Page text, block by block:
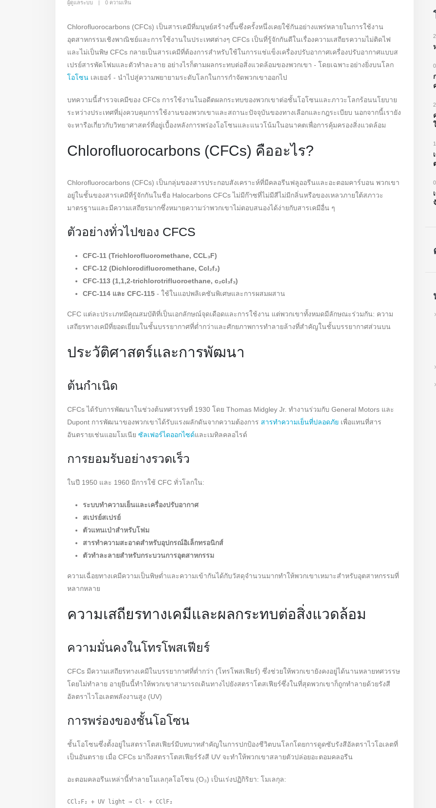
ผู้ดูแลระบบ 0 ความเห็น
Chlorofluorocarbons (CFCs) เป็นสารเคมีที่มนุษย์สร้างขึ้นซึ่งครั้งหนึ่งเคยใช้กันอย่างแพร่หลายในการใช้งาน
อุตสาหกรรมเชิงพาณิชย์และการใช้งานในประเทศต่างๆ CFCs เป็นที่รู้จักกันดีในเรื่องความเสถียรความไม่ติดไฟ
และไม่เป็นพิษ CFCs กลายเป็นสารเคมีที่ต้องการสำหรับใช้ในการแช่แข็งเครื่องปรับอากาศเครื่องปรับอากาศแบบส
เปรย์สารพัดโฟมและตัวทำละลาย อย่างไรก็ตามผลกระทบต่อสิ่งแวดล้อมของพวกเขา - โดยเฉพาะอย่างยิ่งบนโลก
โอโซน เลเยอร์ - นำไปสู่ความพยายามระดับโลกในการกำจัดพวกเขาออกไป
บทความนี้สำรวจเคมีของ CFCs การใช้งานในอดีตผลกระทบของพวกเขาต่อชั้นโอโซนและภาวะโลกร้อนนโยบาย
ระหว่างประเทศที่มุ่งควบคุมการใช้งานของพวกเขาและสถานะปัจจุบันของทางเลือกและกฎระเบียบ นอกจากนี้เรายัง
จะหารือเกี่ยวกับวิทยาศาสตร์ที่อยู่เบื้องหลังการพร่องโอโซนและแนวโน้มในอนาคตเพื่อการคุ้มครองสิ่งแวดล้อม
Chlorofluorocarbons (CFCs) คืออะไร?
Chlorofluorocarbons (CFCs) เป็นกลุ่มของสารประกอบสังเคราะห์ที่มีคลอรีนฟลูออรีนและอะตอมคาร์บอน พวกเขา
อยู่ในชั้นของสารเคมีที่รู้จักกันในชื่อ Halocarbons CFCs ไม่มีก๊าซที่ไม่มีสีไม่มีกลิ่นหรือของเหลวภายใต้สภาวะ
มาตรฐานและมีความเสถียรมากซึ่งหมายความว่าพวกเขาไม่ตอบสนองได้ง่ายกับสารเคมีอื่น ๆ
ตัวอย่างทั่วไปของ CFCS
CFC-11 (Trichlorofluoromethane, CCL₃F)
CFC-12 (Dichlorodifluoromethane, Ccl₂f₂)
CFC-113 (1,1,2-trichlorotrifluoroethane, c₂cl₃f₃)
CFC-114 และ CFC-115 - ใช้ในแอปพลิเคชันพิเศษและการผสมผสาน
CFC แต่ละประเภทมีคุณสมบัติที่เป็นเอกลักษณ์จุดเดือดและการใช้งาน แต่พวกเขาทั้งหมดมีลักษณะร่วมกัน: ความ
เสถียรทางเคมีที่ยอดเยี่ยมในชั้นบรรยากาศที่ต่ำกว่าและศักยภาพการทำลายล้างที่สำคัญในชั้นบรรยากาศส่วนบน
ประวัติศาสตร์และการพัฒนา
ต้นกำเนิด
CFCs ได้รับการพัฒนาในช่วงต้นทศวรรษที่ 1930 โดย Thomas Midgley Jr. ทำงานร่วมกับ General Motors และ
Dupont การพัฒนาของพวกเขาได้รับแรงผลักดันจากความต้องการ สารทำความเย็นที่ปลอดภัย เพื่อแทนที่สาร
อันตรายเช่นแอมโมเนีย ซัลเฟอร์ไดออกไซด์และเมทิลคลอไรด์
การยอมรับอย่างรวดเร็ว
ในปี 1950 และ 1960 มีการใช้ CFC ทั่วโลกใน:
ระบบทำความเย็นและเครื่องปรับอากาศ
สเปรย์สเปรย์
ตัวแทนเป่าสำหรับโฟม
สารทำความสะอาดสำหรับอุปกรณ์อิเล็กทรอนิกส์
ตัวทำละลายสำหรับกระบวนการอุตสาหกรรม
ความเฉื่อยทางเคมีความเป็นพิษต่ำและความเข้ากันได้กับวัสดุจำนวนมากทำให้พวกเขาเหมาะสำหรับอุตสาหกรรมที่
หลากหลาย
ความเสถียรทางเคมีและผลกระทบต่อสิ่งแวดล้อม
ความมั่นคงในโทรโพสเฟียร์
CFCs มีความเสถียรทางเคมีในบรรยากาศที่ต่ำกว่า (โทรโพสเฟียร์) ซึ่งช่วยให้พวกเขายังคงอยู่ได้นานหลายทศวรรษ
โดยไม่ทำลาย อายุยืนนี้ทำให้พวกเขาสามารถเดินทางไปยังสตราโตสเฟียร์ซึ่งในที่สุดพวกเขาก็ถูกทำลายด้วยรังสี
อัลตราไวโอเลตพลังงานสูง (UV)
การพร่องของชั้นโอโซน
ชั้นโอโซนซึ่งตั้งอยู่ในสตราโตสเฟียร์มีบทบาทสำคัญในการปกป้องชีวิตบนโลกโดยการดูดซับรังสีอัลตราไวโอเลตที่
เป็นอันตราย เมื่อ CFCs มาถึงสตราโตสเฟียร์รังสี UV จะทำให้พวกเขาสลายตัวปล่อยอะตอมคลอรีน
อะตอมคลอรีนเหล่านี้ทำลายโมเลกุลโอโซน (O₃) เป็นเร่งปฏิกิริยา: โมเลกุล:
CCl₂F₂ + UV light → Cl· + CClF₂